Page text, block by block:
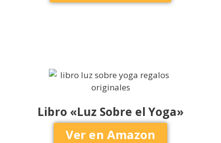
Libro «Luz Sobre el Yoga»
Ver en Amazon